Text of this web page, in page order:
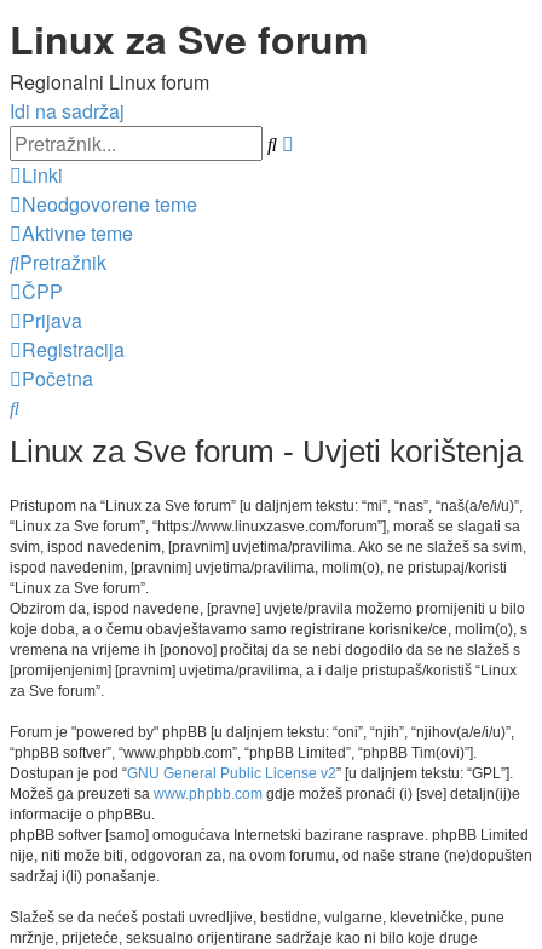
Linux za Sve forum
Regionalni Linux forum
Idi na sadržaj
Pretražnik
Linki
Neodgovorene teme
Aktivne teme
Pretražnik
ČPP
Prijava
Registracija
Početna
Pretražnik
Linux za Sve forum - Uvjeti korištenja
Pristupom na “Linux za Sve forum” [u daljnjem tekstu: “mi”, “nas”, “naš(a/e/i/u)”,
“Linux za Sve forum”, “https://www.linuxzasve.com/forum”], moraš se slagati sa
svim, ispod navedenim, [pravnim] uvjetima/pravilima. Ako se ne slažeš sa svim,
ispod navedenim, [pravnim] uvjetima/pravilima, molim(o), ne pristupaj/koristi
“Linux za Sve forum”.
Obzirom da, ispod navedene, [pravne] uvjete/pravila možemo promijeniti u bilo
koje doba, a o čemu obavještavamo samo registrirane korisnike/ce, molim(o), s
vremena na vrijeme ih [ponovo] pročitaj da se nebi dogodilo da se ne slažeš s
[promijenjenim] [pravnim] uvjetima/pravilima, a i dalje pristupaš/koristiš “Linux
za Sve forum”.
Forum je "powered by" phpBB [u daljnjem tekstu: “oni”, “njih”, “njihov(a/e/i/u)”,
“phpBB softver”, “www.phpbb.com”, “phpBB Limited”, “phpBB Tim(ovi)”].
Dostupan je pod “GNU General Public License v2” [u daljnjem tekstu: “GPL”].
Možeš ga preuzeti sa www.phpbb.com gdje možeš pronaći (i) [sve] detaljn(ij)e
informacije o phpBBu.
phpBB softver [samo] omogućava Internetski bazirane rasprave. phpBB Limited
nije, niti može biti, odgovoran za, na ovom forumu, od naše strane (ne)dopušten
sadržaj i(li) ponašanje.
Slažeš se da nećeš postati uvredljive, bestidne, vulgarne, klevetničke, pune
mržnje, prijeteće, seksualno orijentirane sadržaje kao ni bilo koje druge